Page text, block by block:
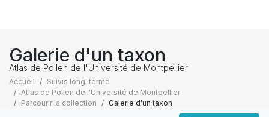
Galerie d'un taxon
Atlas de Pollen de l'Université de Montpellier
Accueil
Suivis long-terme
Atlas de Pollen de l'Université de Montpellier
Parcourir la collection
Galerie d'un taxon